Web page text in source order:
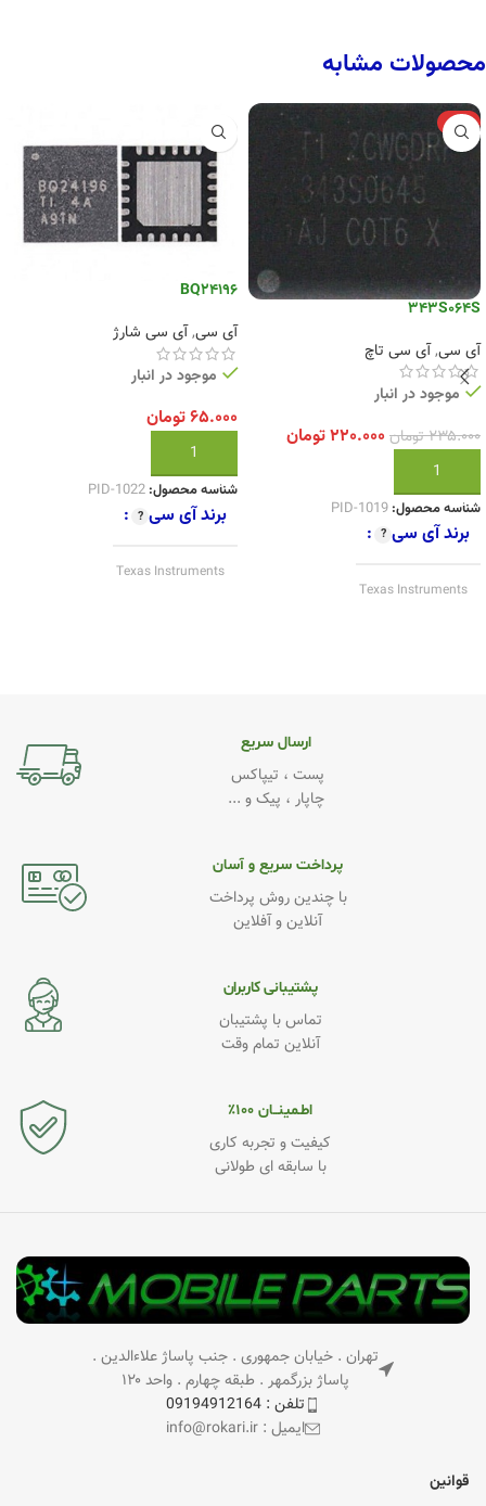
محصولات مشابه
-6%
343S064S
آی سی,آی سی تاچ
موجود در انبار
۲۳۵.۰۰۰تومان ۲۲۰.۰۰۰تومان
افزودن به سبد خرید
شناسه محصول: PID-1019
برند آی سی
Texas Instruments
BQ24196
آی سی,آی سی شارژ
موجود در انبار
۶۵.۰۰۰تومان
افزودن به سبد خرید
شناسه محصول: PID-1022
برند آی سی
Texas Instruments
ارسال سریع
پست ، تیپاکس
چاپار ، پیک و ...
پرداخت سریع و آسان
با چندین روش پرداخت
آنلاین و آفلاین
پشتیبانی کاربران
تماس با پشتیبان
آنلاین تمام وقت
اطـمینــان ۱۰۰٪
کیفیت و تجربه کاری
با سابقه ای طولانی
تهران . خیابان جمهوری . جنب پاساژ علاءالدین .
پاساژ بزرگمهر . طبقه چهارم . واحد ۱۲۰
تلفن : 09194912164
ایمیل : info@rokari.ir
قوانین